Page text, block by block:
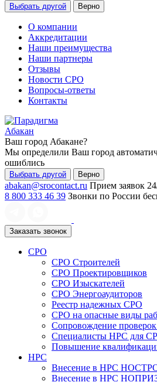
Выбрать другой Верно
О компании
Аккредитации
Наши преимущества
Наши партнеры
Отзывы
Новости СРО
Вопросы-ответы
Контакты
Абакан
Ваш город Абакане?
Мы определили Ваш город
ошиблись
Выбрать другой Верно
abakan@srocontact.ru Прием заявок
8 800 333 46 39 Звонки по России
Заказать звонок
СРО
СРО Строителей
СРО Проектировщиков
СРО Изыскателей
СРО Энергоаудиторов
Реестр надежных СРО
СРО на опасные виды
Сопровождение
Специалисты НРС для
Повышение
НРС
Внесение в НРС
Внесение в НРС